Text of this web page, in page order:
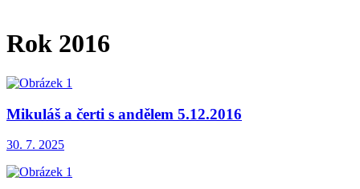
Rok 2016
Mikuláš a čerti s andělem 5.12.2016
30. 7. 2025